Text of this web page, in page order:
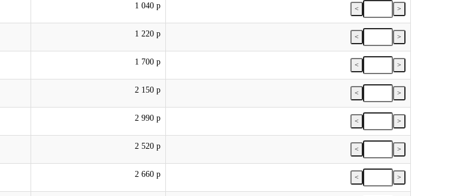
1 040 р < >
1 220 р < >
1 700 р < >
2 150 р < >
2 990 р < >
2 520 р < >
2 660 р < >